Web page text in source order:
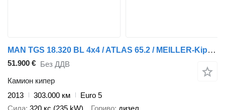
MAN TGS 18.320 BL 4x4 / ATLAS 65.2 / MEILLER-Kipper
51.900 € Без ДДВ
Камион кипер
2013
303.000 км
Euro 5
Сила 320 кс (235 kW) Гориво дизел